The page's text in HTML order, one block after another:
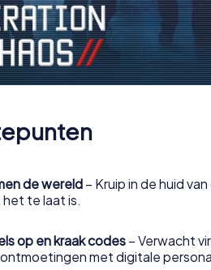
de wereld – Kruip in de huid
te laat is.
op en kraak codes – Verwacht
met digitale